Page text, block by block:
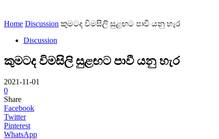
Home Discussion කුමටද විමසිලි සුළඟට පාවී යනු හැර
Discussion
කුමටද විමසිලි සුළඟට පාවී යනු හැර
2021-11-01
0
Share
Facebook
Twitter
Pinterest
WhatsApp